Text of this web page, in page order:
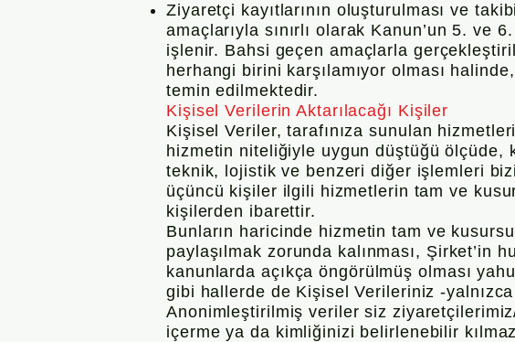
Ziyaretçi kayıtlarının oluşturulması ve
amaçlarıyla sınırlı olarak Kanun’un 5.
işlenir. Bahsi geçen amaçlarla
herhangi birini karşılamıyor olması
temin edilmektedir.
Kişisel Verilerin Aktarılacağı Kişiler
Kişisel Veriler, tarafınıza sunulan
hizmetin niteliğiyle uygun düştüğü ölçüde,
teknik, lojistik ve benzeri diğer işlemleri
üçüncü kişiler ilgili hizmetlerin tam ve
kişilerden ibarettir.
Bunların haricinde hizmetin tam ve
paylaşılmak zorunda kalınması,
kanunlarda açıkça öngörülmüş olması
gibi hallerde de Kişisel Verileriniz -
Anonimleştirilmiş veriler siz
içerme ya da kimliğinizi belirlenebilir